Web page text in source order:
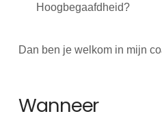
Hoogbegaafdheid?
Dan ben je welkom in mijn
Wanneer